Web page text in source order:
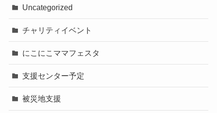
Uncategorized
チャリティイベント
にこにこママフェスタ
支援センター予定
被災地支援